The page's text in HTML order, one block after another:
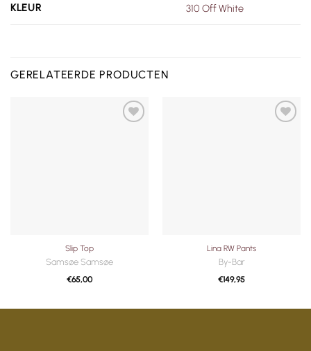
KLEUR 310 Off White
GERELATEERDE PRODUCTEN
Slip Top
Samsøe Samsøe
€65,00
Lina RW Pants
By-Bar
€149,95